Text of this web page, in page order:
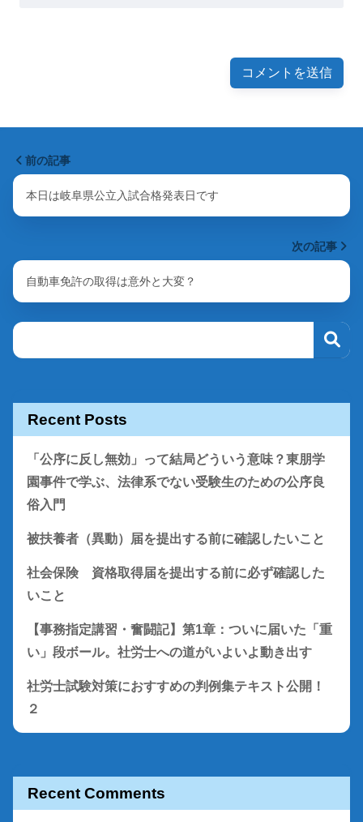
前の記事
本日は岐阜県公立入試合格発表日です
次の記事
自動車免許の取得は意外と大変？
Recent Posts
「公序に反し無効」って結局どういう意味？東朋学
園事件で学ぶ、法律系でない受験生のための公序良
俗入門
被扶養者（異動）届を提出する前に確認したいこと
社会保険 資格取得届を提出する前に必ず確認した
いこと
【事務指定講習・奮闘記】第1章：ついに届いた「重
い」段ボール。社労士への道がいよいよ動き出す
社労士試験対策におすすめの判例集テキスト公開！
２
Recent Comments